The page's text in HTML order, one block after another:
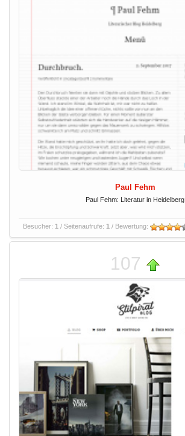
Paul Fehm
Paul Fehm: Literatur in Heidelberg
Besucher: 1 / Seitenaufrufe: 1 / Bewertung:
107